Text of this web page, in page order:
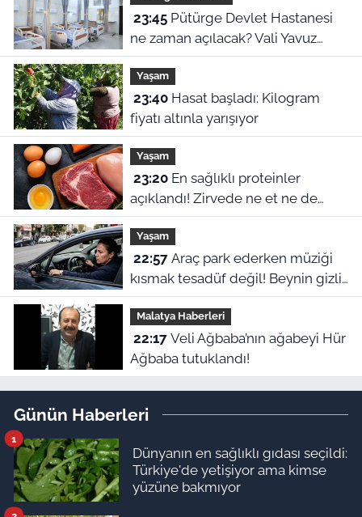
23:45Pütürge Devlet Hastanesi
ne zaman açılacak? Vali Yavuz
açıkladı
Yaşam
23:40Hasat başladı: Kilogram
fiyatı altınla yarışıyor
Yaşam
23:20En sağlıklı proteinler
açıklandı! Zirvede ne et ne de
yumurta var
Yaşam
22:57Araç park ederken müziği
kısmak tesadüf değil! Beynin gizli
refleksiymiş
Malatya Haberleri
22:17Veli Ağbaba’nın ağabeyi Hür
Ağbaba tutuklandı!
Günün Haberleri
Dünyanın en sağlıklı gıdası seçildi:
Türkiye'de yetişiyor ama kimse
yüzüne bakmıyor
1